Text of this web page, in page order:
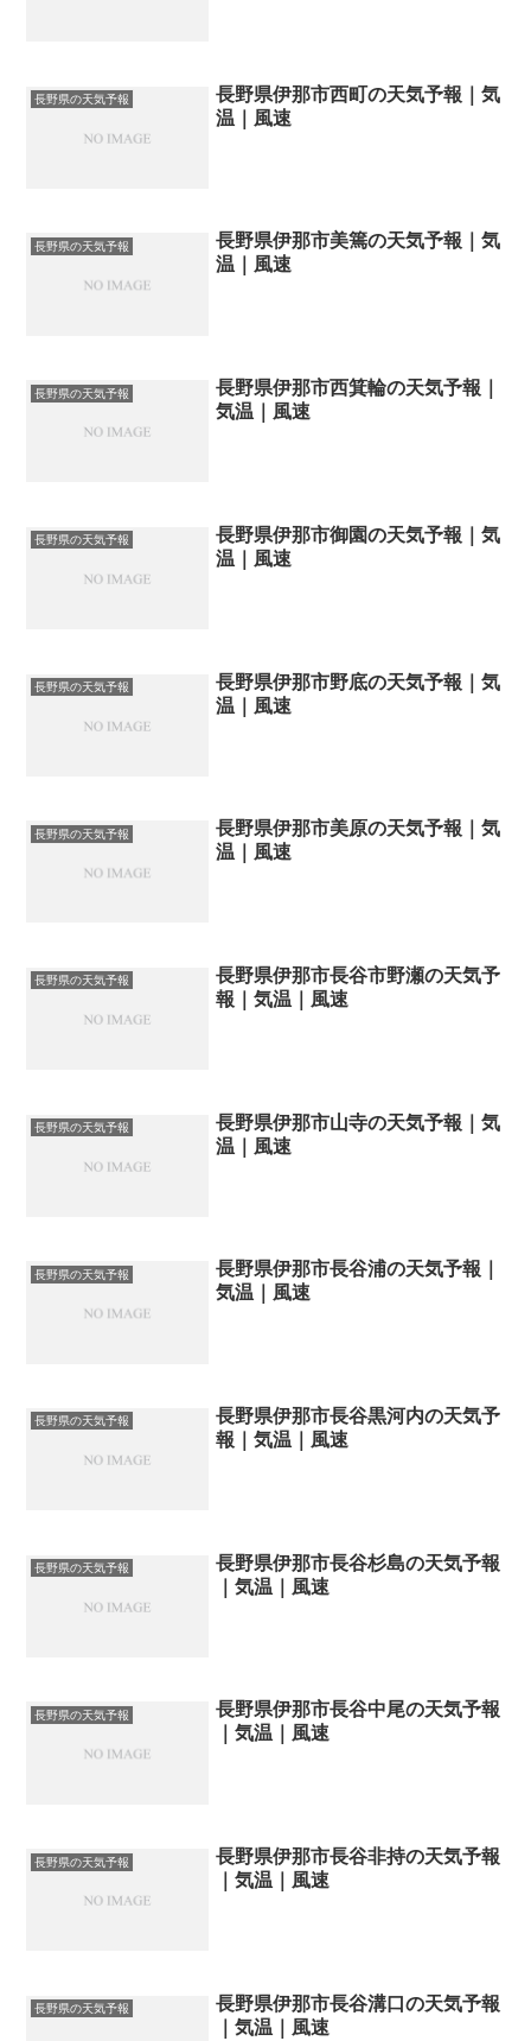
長野県の天気予報
長野県伊那市西町の天気予報｜気
温｜風速
長野県の天気予報
長野県伊那市美篶の天気予報｜気
温｜風速
長野県の天気予報
長野県伊那市西箕輪の天気予報｜
気温｜風速
長野県の天気予報
長野県伊那市御園の天気予報｜気
温｜風速
長野県の天気予報
長野県伊那市野底の天気予報｜気
温｜風速
長野県の天気予報
長野県伊那市美原の天気予報｜気
温｜風速
長野県の天気予報
長野県伊那市長谷市野瀬の天気予
報｜気温｜風速
長野県の天気予報
長野県伊那市山寺の天気予報｜気
温｜風速
長野県の天気予報
長野県伊那市長谷浦の天気予報｜
気温｜風速
長野県の天気予報
長野県伊那市長谷黒河内の天気予
報｜気温｜風速
長野県の天気予報
長野県伊那市長谷杉島の天気予報
｜気温｜風速
長野県の天気予報
長野県伊那市長谷中尾の天気予報
｜気温｜風速
長野県の天気予報
長野県伊那市長谷非持の天気予報
｜気温｜風速
長野県の天気予報
長野県伊那市長谷溝口の天気予報
｜気温｜風速